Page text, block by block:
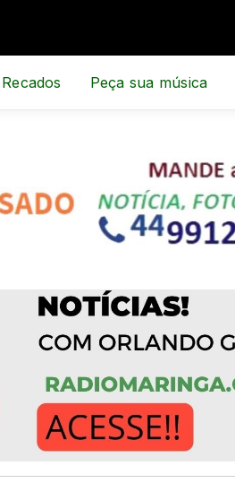
Recados Peça sua música